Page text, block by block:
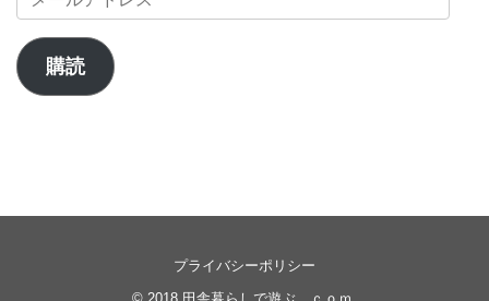
ー
ア
ド
購読
プライバシーポリシー